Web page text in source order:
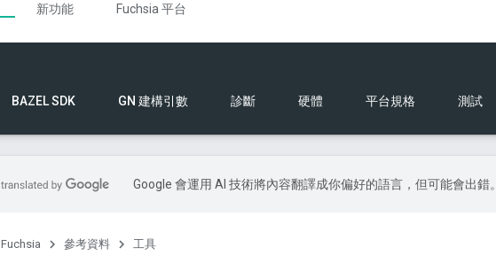
新功能
Fuchsia 平台
BAZEL SDK GN 建構引數 診斷 硬體 平台規格 測試
Google 會運用 AI 技術將內容翻譯成你偏好的語言，但可能會出錯。
Fuchsia 參考資料 工具